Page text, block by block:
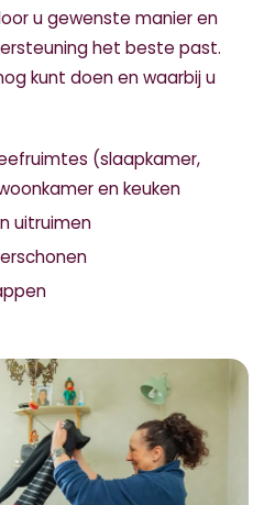
u gewenste manier en
het beste past.
kunt doen en waarbij u
(slaapkamer,
en keuken
uitruimen